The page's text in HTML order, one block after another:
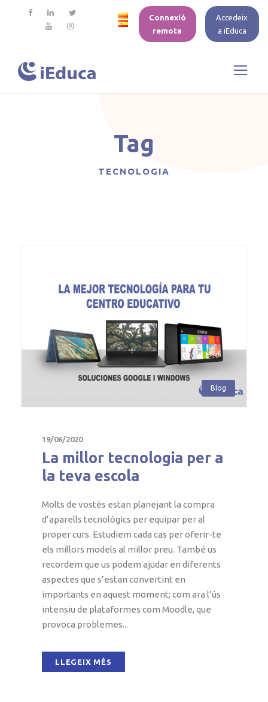
Connexió
remota
Accedeix
a iEduca
Tag
TECNOLOGIA
Blog
19/06/2020
La millor tecnologia per a
la teva escola
Molts de vostès estan planejant la compra
d’aparells tecnològics per equipar per al
proper curs. Estudiem cada cas per oferir-te
els millors models al millor preu. També us
recordem que us podem ajudar en diferents
aspectes que s’estan convertint en
importants en aquest moment; com ara l’ús
intensiu de plataformes com Moodle, que
provoca problemes...
LLEGEIX MÉS